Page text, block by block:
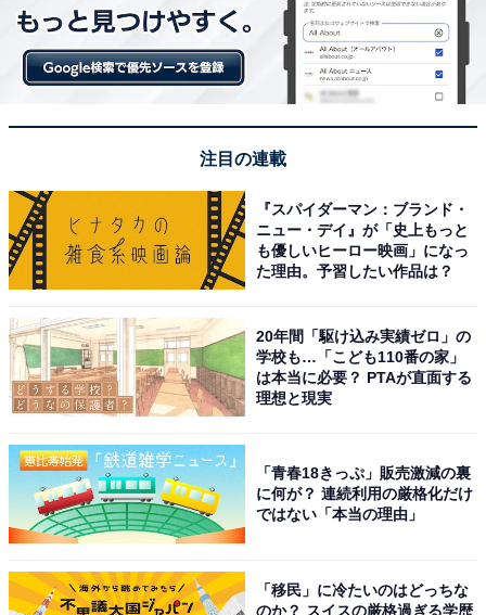
注目の連載
『スパイダーマン：ブランド・
ニュー・デイ』が「史上もっと
も優しいヒーロー映画」になっ
た理由。予習したい作品は？
20年間「駆け込み実績ゼロ」の
学校も…「こども110番の家」
は本当に必要？ PTAが直面する
理想と現実
「青春18きっぷ」販売激減の裏
に何が？ 連続利用の厳格化だけ
ではない「本当の理由」
「移民」に冷たいのはどっちな
のか？ スイスの厳格過ぎる学歴